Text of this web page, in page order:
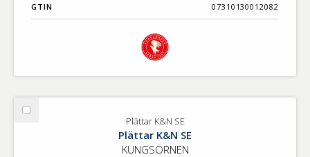
GTIN 07310130012082
Välj
Plättar K&N SE
Plättar K&N SE
KUNGSÖRNEN